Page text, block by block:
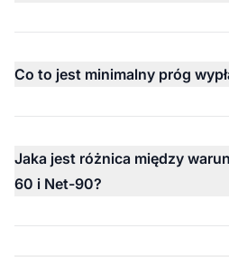
Co to jest minimalny próg
Jaka jest różnica między
60 i Net-90?